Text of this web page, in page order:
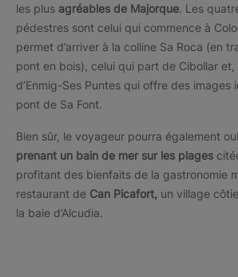
les plus agréables de Majorque. Les
pédestres sont celui qui commence à
permet d’arriver à la colline Sa Roca (en
pont en bois), celui qui part de Cibollar
d’Enmig-Ses Puntes qui offre des images
pont de Sa Font.
Bien sûr, le voyageur pourra également
prenant un bain de mer sur les plages
profitant des bienfaits de la gastronomie
restaurant de Can Picafort, un village
la baie d’Alcudia.